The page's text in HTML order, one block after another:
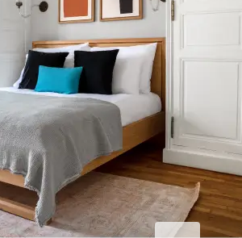
séjour à East